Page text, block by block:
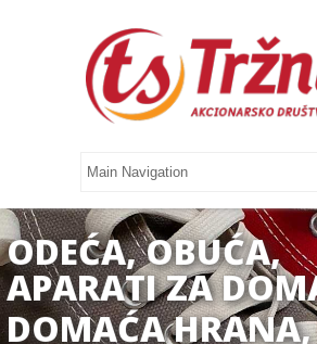
ODEĆA, OBUĆA,
APARATI ZA
DOMAĆA HRANA,